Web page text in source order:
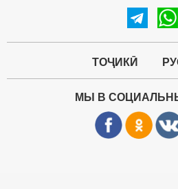
ТОҶИКӢ
МЫ В